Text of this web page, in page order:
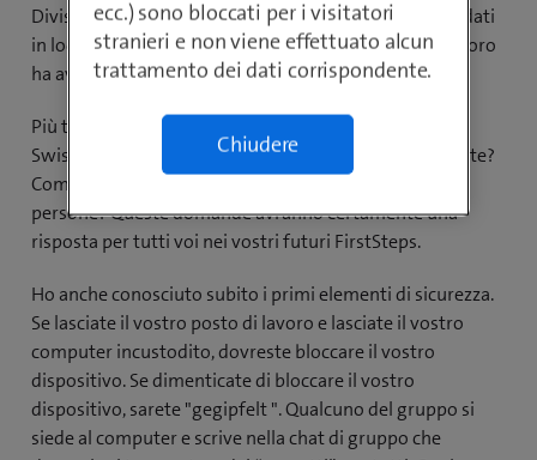
Divisi in due gruppi, utenti Windows e Mac, siamo andati
in locali diversi e l'allestimento dell'attrezzatura di lavoro
ha avuto inizio.
Più tardi ci siamo fatti un'idea più precisa dell'azienda
Swisscom. Che tipo di cultura e di valori ha esattamente?
Com'è l'ambiente di lavoro e come si comportano le
persone? Queste domande avranno certamente una
risposta per tutti voi nei vostri futuri FirstSteps.
Ho anche conosciuto subito i primi elementi di sicurezza.
Se lasciate il vostro posto di lavoro e lasciate il vostro
computer incustodito, dovreste bloccare il vostro
dispositivo. Se dimenticate di bloccare il vostro
dispositivo, sarete "gegipfelt ". Qualcuno del gruppo si
siede al computer e scrive nella chat di gruppo che
ecc.) sono bloccati per i visitatori
stranieri e non viene effettuato alcun
trattamento dei dati corrispondente.
Chiudere